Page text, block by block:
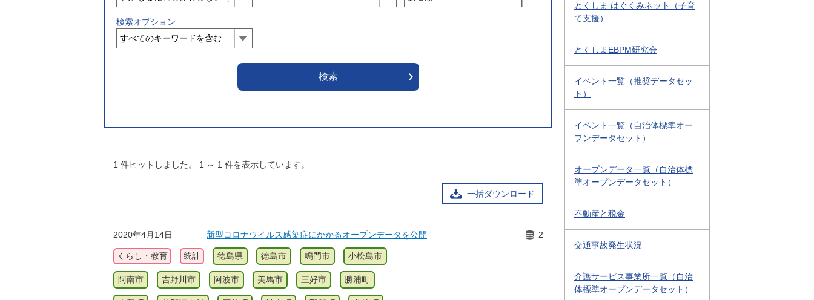
検索オプション
1 件ヒットしました。 1 ～ 1 件を表示しています。
一括ダウンロード
2020年4月14日 新型コロナウイルス感染症にかかるオープンデータを公開 2
くらし・教育 統計 徳島県 徳島市 鳴門市 小松島市
阿南市 吉野川市 阿波市 美馬市 三好市 勝浦町
とくしま はぐくみネット（子育
て支援）
とくしまEBPM研究会
イベント一覧（推奨データセッ
ト）
イベント一覧（自治体標準オー
プンデータセット）
オープンデータ一覧（自治体標
準オープンデータセット）
不動産と税金
交通事故発生状況
介護サービス事業所一覧（自治
体標準オープンデータセット）